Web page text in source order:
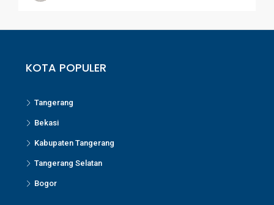
KOTA POPULER
Tangerang
Bekasi
Kabupaten Tangerang
Tangerang Selatan
Bogor